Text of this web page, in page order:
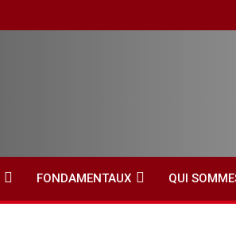
FONDAMENTAUX QUI